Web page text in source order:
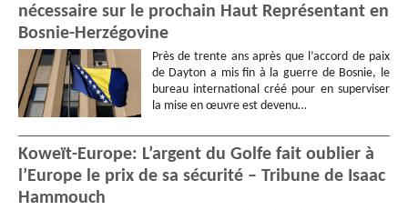
nécessaire sur le prochain Haut Représentant en
Bosnie-Herzégovine
Près de trente ans après que l’accord de paix
de Dayton a mis fin à la guerre de Bosnie, le
bureau international créé pour en superviser
la mise en œuvre est devenu…
Koweït-Europe: L’argent du Golfe fait oublier à
l’Europe le prix de sa sécurité – Tribune de Isaac
Hammouch